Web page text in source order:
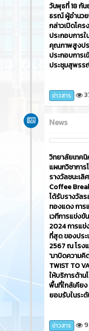
วันพุธที่ 18 กั
ธรณ์ ผู้อำนวย
กล่าวเปิดโค
ประกอบการ
คุณภาพสูงปร
ประกอบการ
ประชุมสุพรร
ข่าวสาร
News